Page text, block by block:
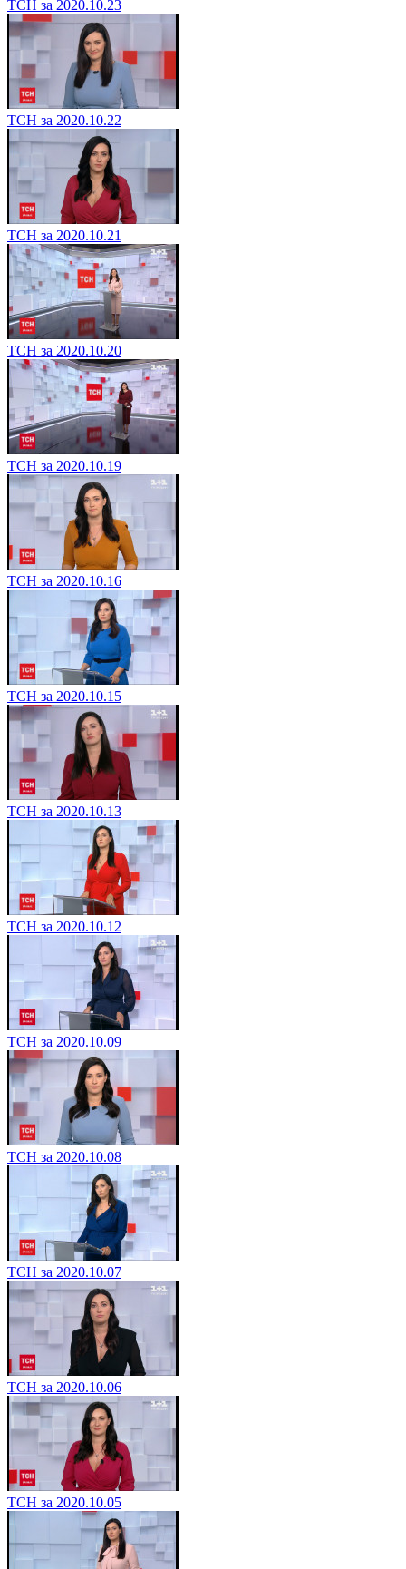
ТСН за 2020.10.23
ТСН за 2020.10.22
ТСН за 2020.10.21
ТСН за 2020.10.20
ТСН за 2020.10.19
ТСН за 2020.10.16
ТСН за 2020.10.15
ТСН за 2020.10.13
ТСН за 2020.10.12
ТСН за 2020.10.09
ТСН за 2020.10.08
ТСН за 2020.10.07
ТСН за 2020.10.06
ТСН за 2020.10.05